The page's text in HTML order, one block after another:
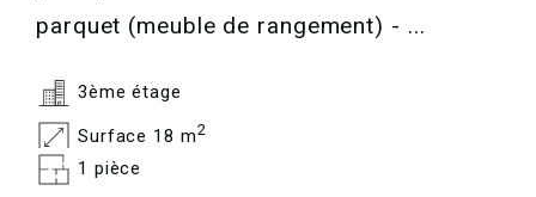
parquet (meuble de rangement) - ...
3ème étage
Surface 18 m2
1 pièce